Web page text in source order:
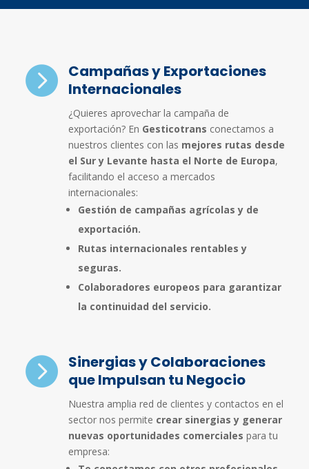
 Campañas y Exportaciones
Internacionales
¿Quieres aprovechar la campaña de
exportación? En Gesticotrans conectamos a
nuestros clientes con las mejores rutas desde
el Sur y Levante hasta el Norte de Europa,
facilitando el acceso a mercados
internacionales:
Gestión de campañas agrícolas y de
exportación.
Rutas internacionales rentables y
seguras.
Colaboradores europeos para garantizar
la continuidad del servicio.
 Sinergias y Colaboraciones
que Impulsan tu Negocio
Nuestra amplia red de clientes y contactos en el
sector nos permite crear sinergias y generar
nuevas oportunidades comerciales para tu
empresa: